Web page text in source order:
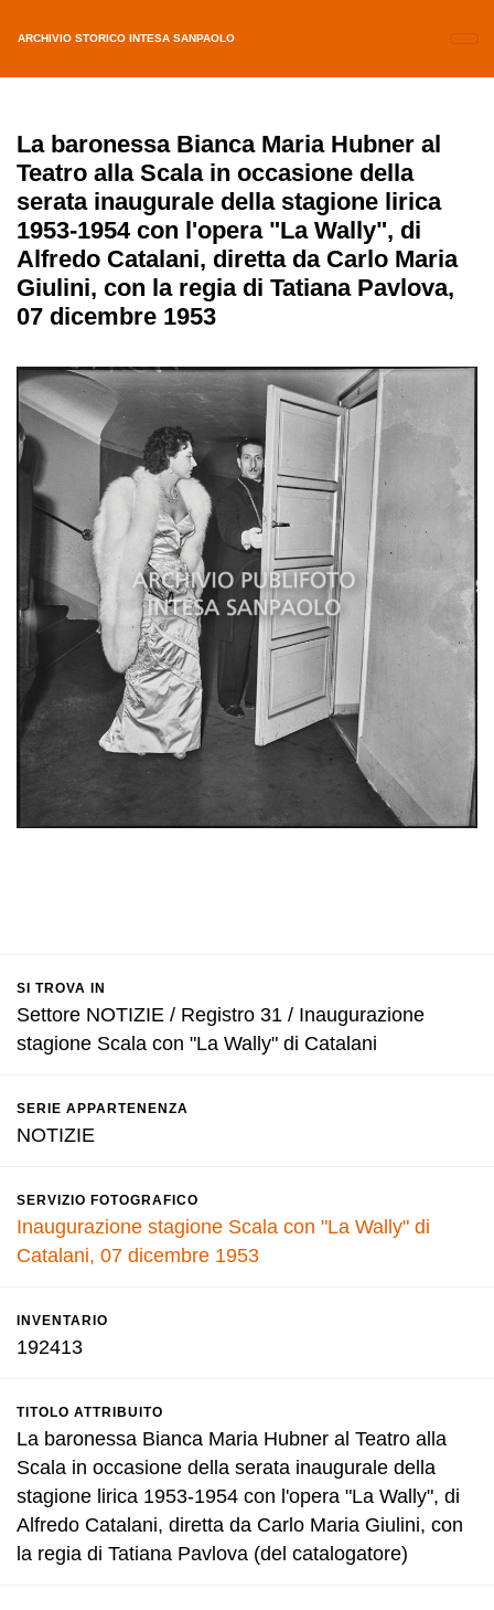
ARCHIVIO STORICO INTESA SANPAOLO
La baronessa Bianca Maria Hubner al
Teatro alla Scala in occasione della
serata inaugurale della stagione lirica
1953-1954 con l'opera "La Wally", di
Alfredo Catalani, diretta da Carlo Maria
Giulini, con la regia di Tatiana Pavlova,
07 dicembre 1953
SI TROVA IN
Settore NOTIZIE / Registro 31 / Inaugurazione
stagione Scala con "La Wally" di Catalani
SERIE APPARTENENZA
NOTIZIE
SERVIZIO FOTOGRAFICO
Inaugurazione stagione Scala con "La Wally" di
Catalani, 07 dicembre 1953
INVENTARIO
192413
TITOLO ATTRIBUITO
La baronessa Bianca Maria Hubner al Teatro alla
Scala in occasione della serata inaugurale della
stagione lirica 1953-1954 con l'opera "La Wally", di
Alfredo Catalani, diretta da Carlo Maria Giulini, con
la regia di Tatiana Pavlova (del catalogatore)